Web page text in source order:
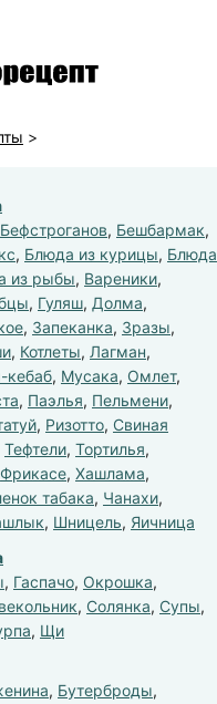
>
Бефстроганов, Бешбармак,
, Блюда из курицы, Блюда
из рыбы, Вареники,
, Гуляш, Долма,
, Запеканка, Зразы,
, Котлеты, Лагман,
кебаб, Мусака, Омлет,
, Паэлья, Пельмени,
, Ризотто, Свиная
Тефтели, Тортилья,
Фрикасе, Хашлама,
табака, Чанахи,
, Шницель, Яичница
, Гаспачо, Окрошка,
, Солянка, Супы,
, Щи
, Бутерброды,